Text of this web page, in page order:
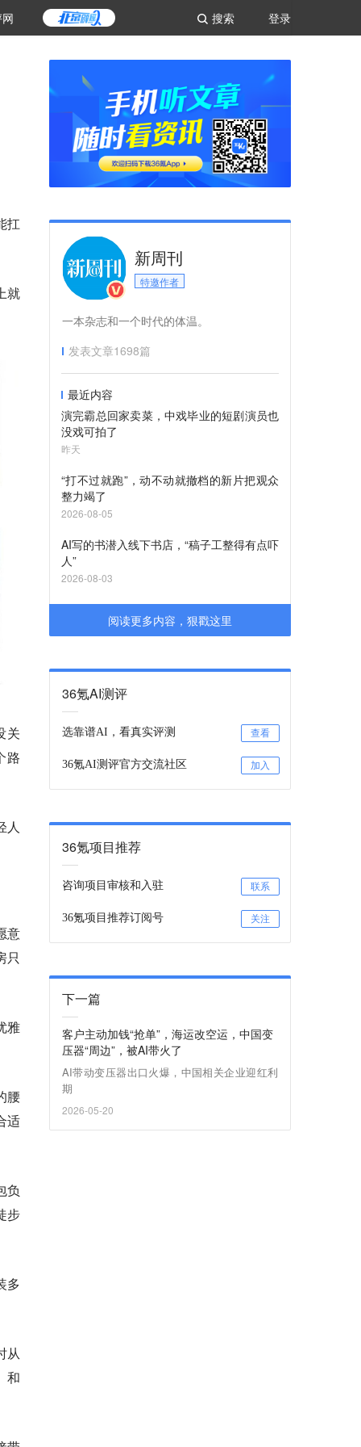
登录
搜索
扛
就
关
路
人
意
只
雅
腰
适
负
步
多
从
和
新周刊
特邀作者
一本杂志和一个时代的体温。
发表文章1698篇
最近内容
演完霸总回家卖菜，中戏毕业的短剧演员也
没戏可拍了
昨天
“打不过就跑”，动不动就撤档的新片把观众
整力竭了
2026-08-05
AI写的书潜入线下书店，“稿子工整得有点吓
人”
2026-08-03
阅读更多内容，狠戳这里
36氪AI测评
选靠谱AI，看真实评测 查看
36氪AI测评官方交流社区 加入
36氪项目推荐
咨询项目审核和入驻 联系
36氪项目推荐订阅号 关注
下一篇
客户主动加钱“抢单”，海运改空运，中国变
压器“周边”，被AI带火了
AI带动变压器出口火爆，中国相关企业迎红利
期
2026-05-20